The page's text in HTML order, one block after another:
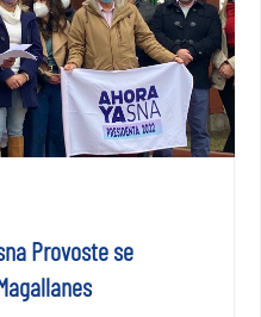
Provoste se